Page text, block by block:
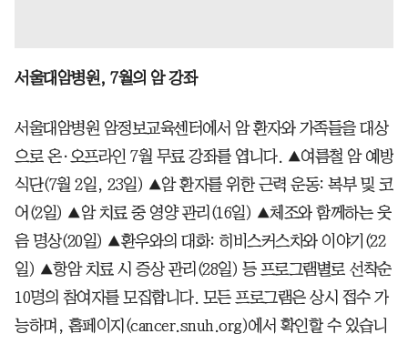
서울대암병원, 7월의 암 강좌
서울대암병원 암정보교육센터에서 암 환자와 가족들을 대상
으로 온·오프라인 7월 무료 강좌를 엽니다. ▲여름철 암 예방
식단(7월 2일, 23일) ▲암 환자를 위한 근력 운동: 복부 및 코
어(2일) ▲암 치료 중 영양 관리(16일) ▲체조와 함께하는 웃
음 명상(20일) ▲환우와의 대화: 히비스커스차와 이야기(22
일) ▲항암 치료 시 증상 관리(28일) 등 프로그램별로 선착순
10명의 참여자를 모집합니다. 모든 프로그램은 상시 접수 가
능하며, 홈페이지(cancer.snuh.org)에서 확인할 수 있습니